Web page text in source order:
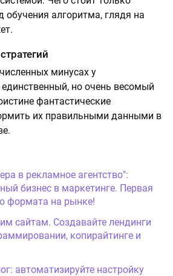
обучения алгоритма, глядя на
минусах у
единственный, но очень весомый
фантастические
их правильными данными в
в рекламное агентство":
бизнес в маркетинге. Первая
формата на рынке!
сайтам. Создавайте лендинги
копирайтинге и
автоматизируйте настройку